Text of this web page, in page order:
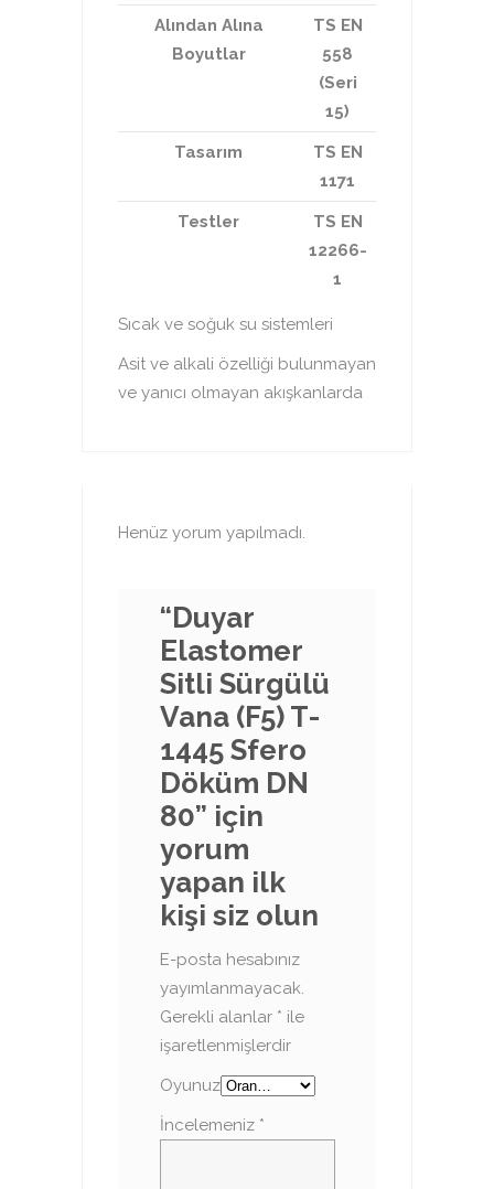
Alından Alına
Boyutlar
TS EN
558
(Seri
15)
Tasarım
TS EN
1171
Testler
TS EN
12266-
1
Sıcak ve soğuk su sistemleri
Asit ve alkali özelliği bulunmayan
ve yanıcı olmayan akışkanlarda
Henüz yorum yapılmadı.
“Duyar
Elastomer
Sitli Sürgülü
Vana (F5) T-
1445 Sfero
Döküm DN
80” için
yorum
yapan ilk
kişi siz olun
E-posta hesabınız
yayımlanmayacak.
Gerekli alanlar * ile
işaretlenmişlerdir
Oyunuz
İncelemeniz *